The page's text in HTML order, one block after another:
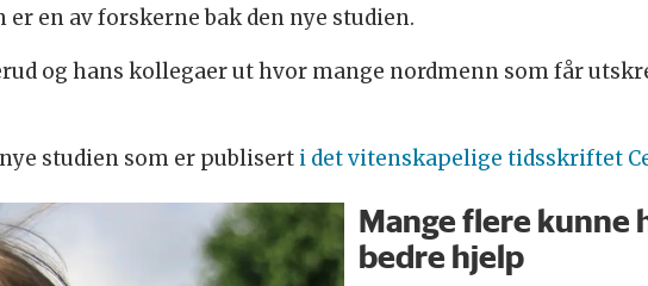
en av forskerne bak den nye studien.
og hans kollegaer ut hvor mange nordmenn som får
studien som er publisert i det vitenskapelige tidsskriftet
Mange flere kunne
bedre hjelp